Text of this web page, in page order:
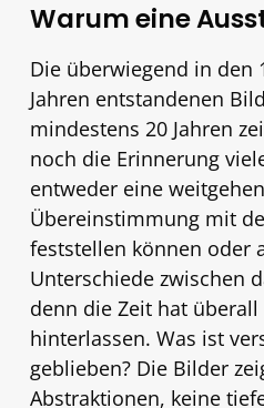
Warum eine
Die überwiegend in den
Jahren entstandenen
mindestens 20 Jahren
noch die Erinnerung
entweder eine
Übereinstimmung mit
feststellen können oder
Unterschiede zwischen
denn die Zeit hat
hinterlassen. Was ist
geblieben? Die Bilder
Abstraktionen, keine